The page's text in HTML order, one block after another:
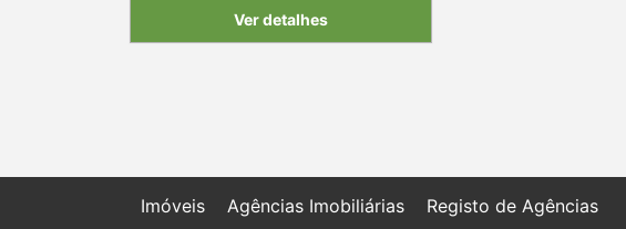
Ver detalhes
Imóveis Agências Imobiliárias Registo de Agências